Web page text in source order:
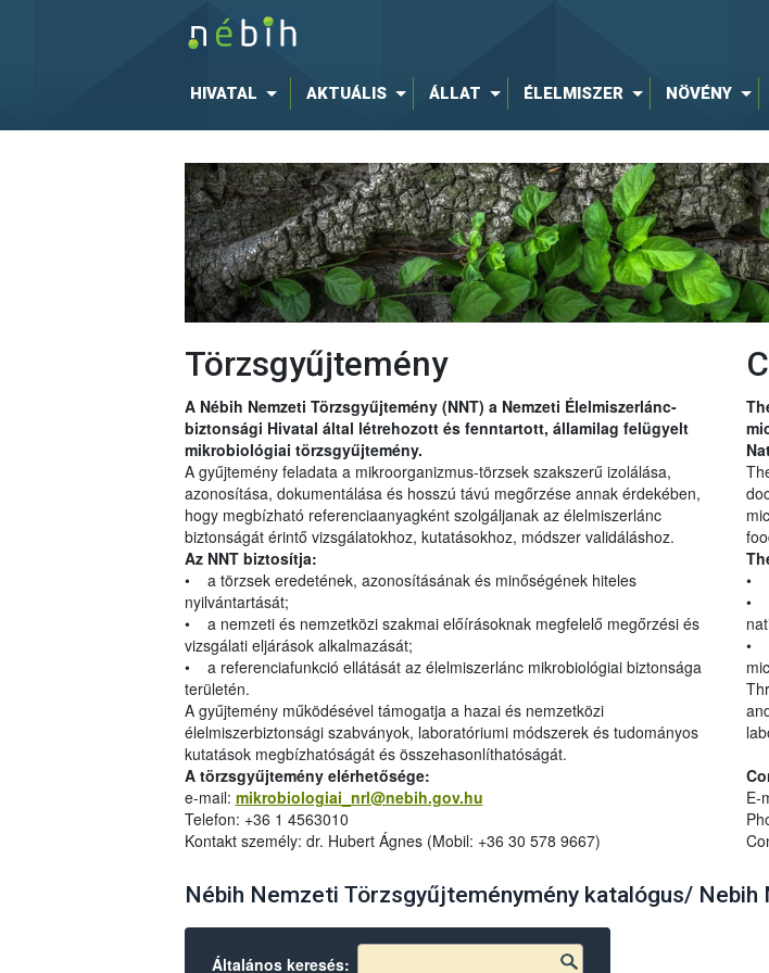
HIVATAL AKTUÁLIS ÁLLAT ÉLELMISZER NÖVÉNY
Törzsgyűjtemény
A Nébih Nemzeti Törzsgyűjtemény (NNT) a Nemzeti Élelmiszerlánc-
biztonsági Hivatal által létrehozott és fenntartott, államilag felügyelt
mikrobiológiai törzsgyűjtemény.
A gyűjtemény feladata a mikroorganizmus-törzsek szakszerű izolálása,
azonosítása, dokumentálása és hosszú távú megőrzése annak érdekében,
hogy megbízható referenciaanyagként szolgáljanak az élelmiszerlánc
biztonságát érintő vizsgálatokhoz, kutatásokhoz, módszer validáláshoz.
Az NNT biztosítja:
• a törzsek eredetének, azonosításának és minőségének hiteles
nyilvántartását;
• a nemzeti és nemzetközi szakmai előírásoknak megfelelő megőrzési és
vizsgálati eljárások alkalmazását;
• a referenciafunkció ellátását az élelmiszerlánc mikrobiológiai biztonsága
területén.
A gyűjtemény működésével támogatja a hazai és nemzetközi
élelmiszerbiztonsági szabványok, laboratóriumi módszerek és tudományos
kutatások megbízhatóságát és összehasonlíthatóságát.
A törzsgyűjtemény elérhetősége:
e-mail: mikrobiologiai_nrl@nebih.gov.hu
Telefon: +36 1 4563010
Kontakt személy: dr. Hubert Ágnes (Mobil: +36 30 578 9667)
•
•
•
E-
Nébih Nemzeti Törzsgyűjteménymény katalógus/
Általános keresés: